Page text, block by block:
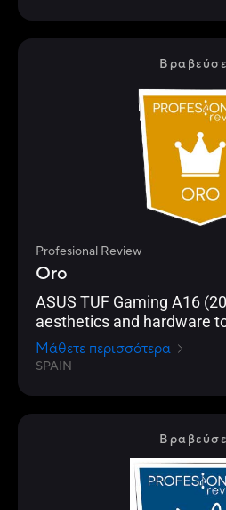
Profesional Review
Oro
ASUS TUF Gaming A16
aesthetics and hardware
reference as gaming
Μάθετε περισσότερα
SPAIN